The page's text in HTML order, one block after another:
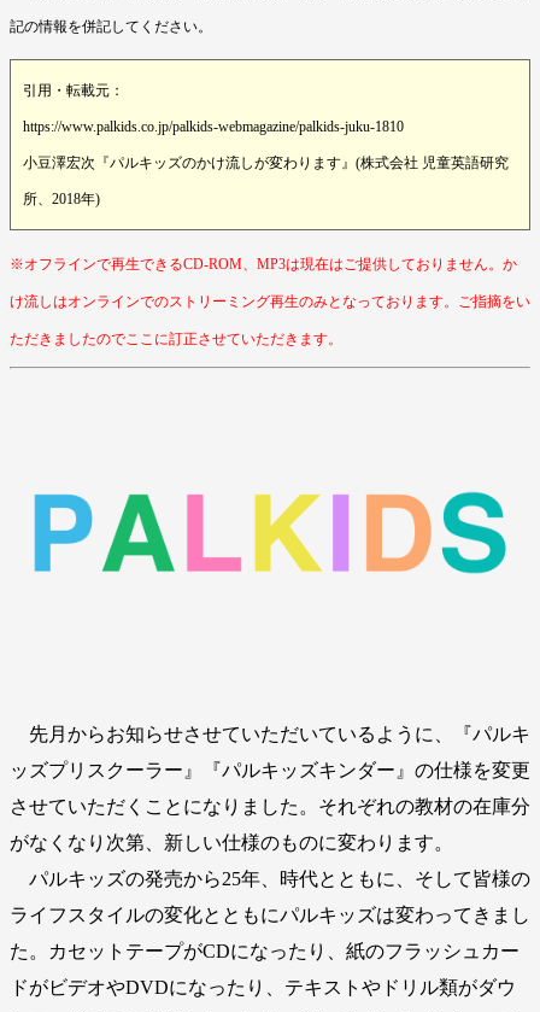
記の情報を併記してください。
引用・転載元：
https://www.palkids.co.jp/palkids-webmagazine/palkids-juku-1810
小豆澤宏次『パルキッズのかけ流しが変わります』(株式会社 児童英語研究
所、2018年)
※オフラインで再生できるCD-ROM、MP3は現在はご提供しておりません。か
け流しはオンラインでのストリーミング再生のみとなっております。ご指摘をい
ただきましたのでここに訂正させていただきます。
先月からお知らせさせていただいているように、『パルキ
ッズプリスクーラー』『パルキッズキンダー』の仕様を変更
させていただくことになりました。それぞれの教材の在庫分
がなくなり次第、新しい仕様のものに変わります。
パルキッズの発売から25年、時代とともに、そして皆様の
ライフスタイルの変化とともにパルキッズは変わってきまし
た。カセットテープがCDになったり、紙のフラッシュカー
ドがビデオやDVDになったり、テキストやドリル類がダウ